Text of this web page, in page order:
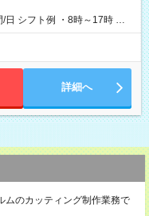
日 シフト例 ・8時～17時 ・
詳細へ
ムのカッティング制作業務で